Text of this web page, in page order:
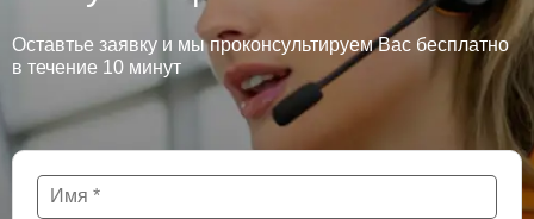
Оставтье заявку и мы проконсультируем Вас бесплатно
в течение 10 минут